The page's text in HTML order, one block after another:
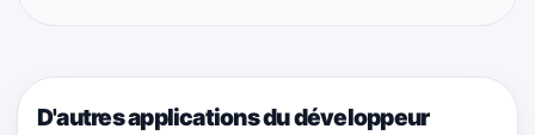
D'autres applications du développeur